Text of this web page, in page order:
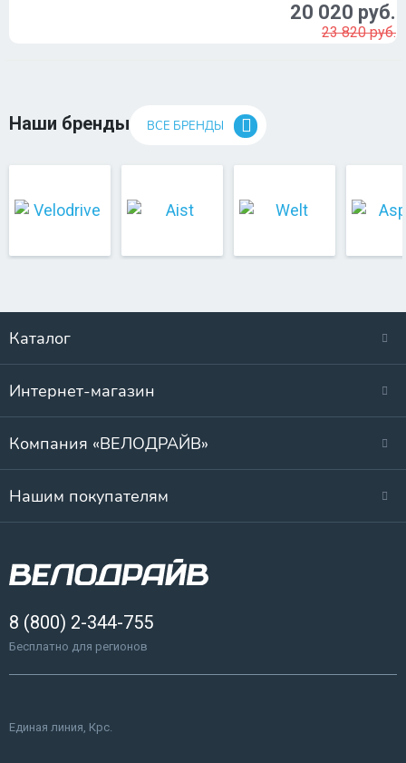
20 020 руб.
23 820 руб.
Наши бренды ВСЕ БРЕНДЫ
Каталог
Интернет-магазин
Компания «ВЕЛОДРАЙВ»
Нашим покупателям
8 (800) 2-344-755
Бесплатно для регионов
Единая линия, Крс.